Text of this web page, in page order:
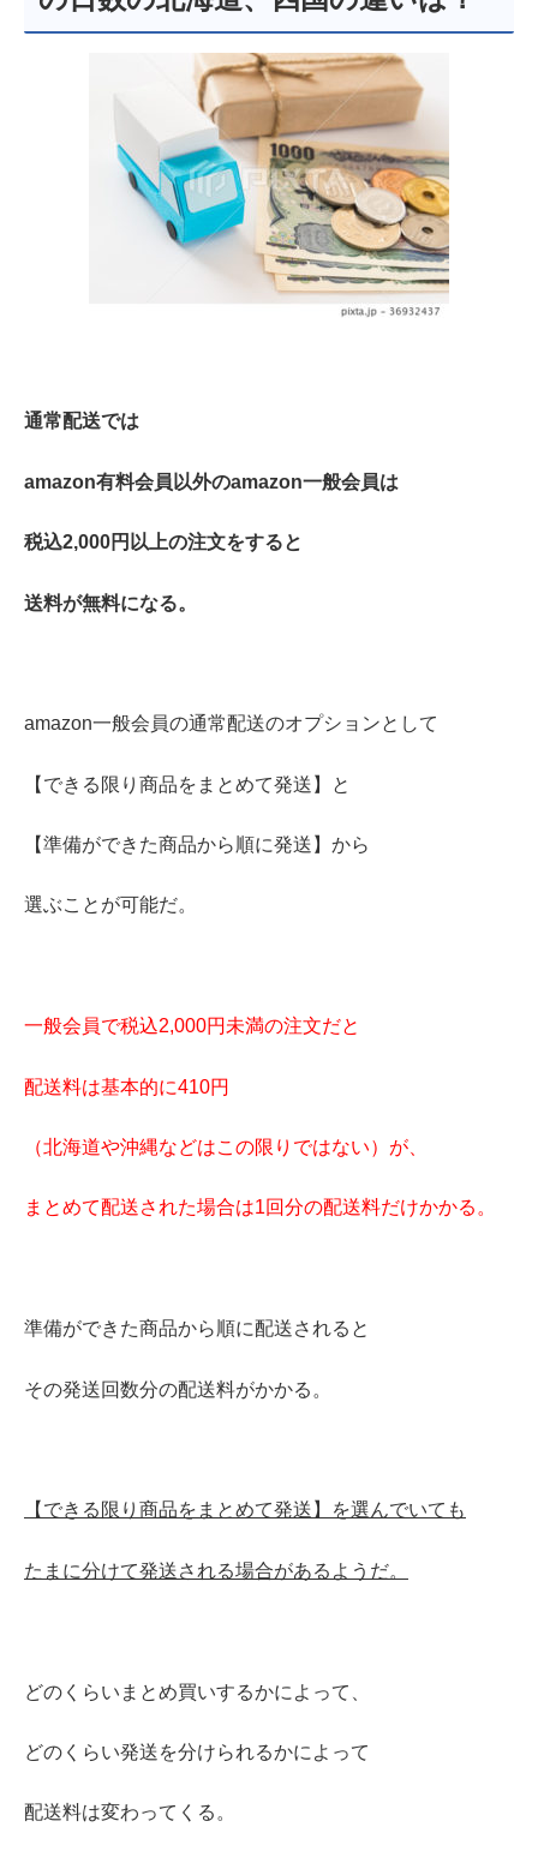
通常配送では
amazon有料会員以外のamazon一般会員は
税込2,000円以上の注文をすると
送料が無料になる。
amazon一般会員の通常配送のオプションとして
【できる限り商品をまとめて発送】と
【準備ができた商品から順に発送】から
選ぶことが可能だ。
一般会員で税込2,000円未満の注文だと
配送料は基本的に410円
（北海道や沖縄などはこの限りではない）が、
まとめて配送された場合は1回分の配送料だけかかる。
準備ができた商品から順に配送されると
その発送回数分の配送料がかかる。
【できる限り商品をまとめて発送】を選んでいても
たまに分けて発送される場合があるようだ。
どのくらいまとめ買いするかによって、
どのくらい発送を分けられるかによって
配送料は変わってくる。